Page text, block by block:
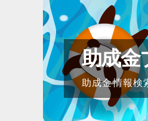
助成金
助成金情報検